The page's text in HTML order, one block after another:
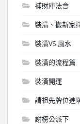
補財庫法會
裝潢、搬新家
裝潢VS.風水
裝潢的流程篇
裝潢開運
請祖先牌位進
謝榜公派下